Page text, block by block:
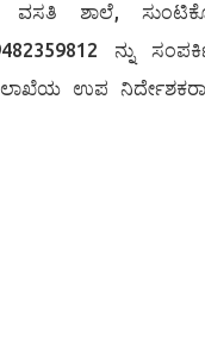
ವಸತಿ ಶಾಲೆ,
ನ್ನು
ಉಪ